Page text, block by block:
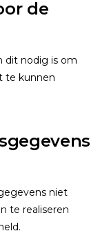
de
dit nodig is om
te kunnen
niet
te realiseren